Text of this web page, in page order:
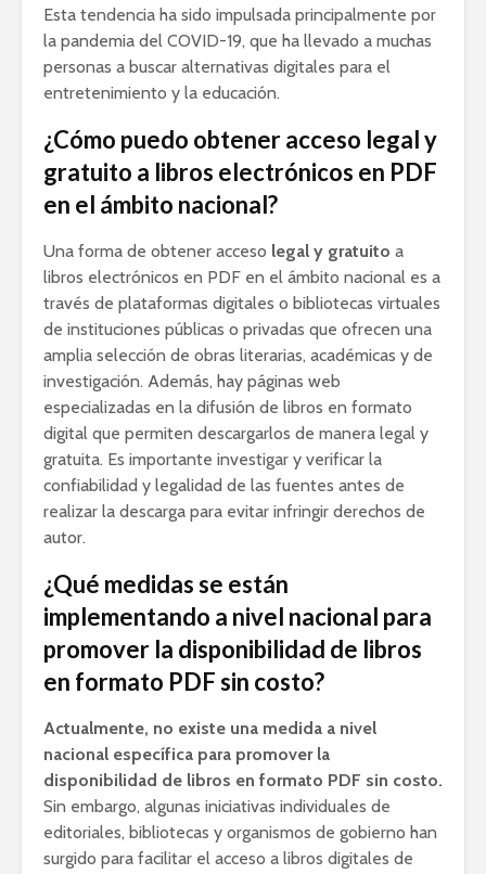
Esta tendencia ha sido impulsada principalmente por
la pandemia del COVID-19, que ha llevado a muchas
personas a buscar alternativas digitales para el
entretenimiento y la educación.
¿Cómo puedo obtener acceso legal y
gratuito a libros electrónicos en PDF
en el ámbito nacional?
Una forma de obtener acceso legal y gratuito a
libros electrónicos en PDF en el ámbito nacional es a
través de plataformas digitales o bibliotecas virtuales
de instituciones públicas o privadas que ofrecen una
amplia selección de obras literarias, académicas y de
investigación. Además, hay páginas web
especializadas en la difusión de libros en formato
digital que permiten descargarlos de manera legal y
gratuita. Es importante investigar y verificar la
confiabilidad y legalidad de las fuentes antes de
realizar la descarga para evitar infringir derechos de
autor.
¿Qué medidas se están
implementando a nivel nacional para
promover la disponibilidad de libros
en formato PDF sin costo?
Actualmente, no existe una medida a nivel
nacional específica para promover la
disponibilidad de libros en formato PDF sin costo.
Sin embargo, algunas iniciativas individuales de
editoriales, bibliotecas y organismos de gobierno han
surgido para facilitar el acceso a libros digitales de